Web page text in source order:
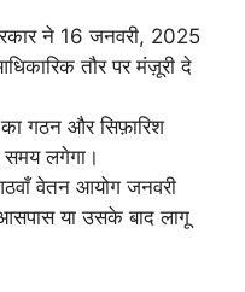
ने 16 जनवरी, 2025
तौर पर मंज़ूरी दे
का गठन और सिफ़ारिश
समय लगेगा।
वेतन आयोग जनवरी
या उसके बाद लागू